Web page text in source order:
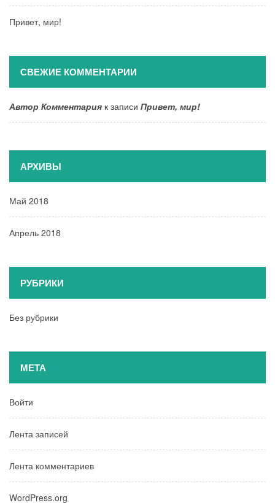
Привет, мир!
СВЕЖИЕ КОММЕНТАРИИ
Автор Комментария к записи Привет, мир!
АРХИВЫ
Май 2018
Апрель 2018
РУБРИКИ
Без рубрики
МЕТА
Войти
Лента записей
Лента комментариев
WordPress.org